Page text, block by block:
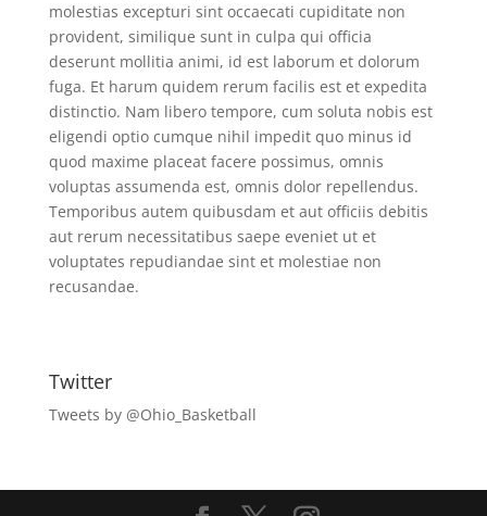
molestias excepturi sint occaecati cupiditate non
provident, similique sunt in culpa qui officia
deserunt mollitia animi, id est laborum et dolorum
fuga. Et harum quidem rerum facilis est et expedita
distinctio. Nam libero tempore, cum soluta nobis est
eligendi optio cumque nihil impedit quo minus id
quod maxime placeat facere possimus, omnis
voluptas assumenda est, omnis dolor repellendus.
Temporibus autem quibusdam et aut officiis debitis
aut rerum necessitatibus saepe eveniet ut et
voluptates repudiandae sint et molestiae non
recusandae.
Twitter
Tweets by @Ohio_Basketball